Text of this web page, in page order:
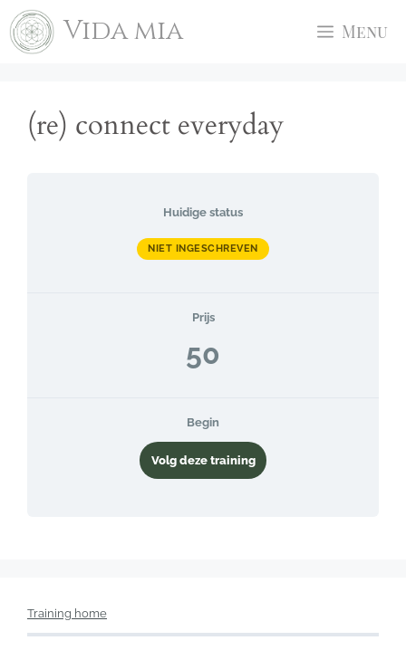
Ga
naar
Vida mia Menu
(re) connect everyday
Huidige status
NIET INGESCHREVEN
Prijs
50
Begin
Volg deze training
Training home